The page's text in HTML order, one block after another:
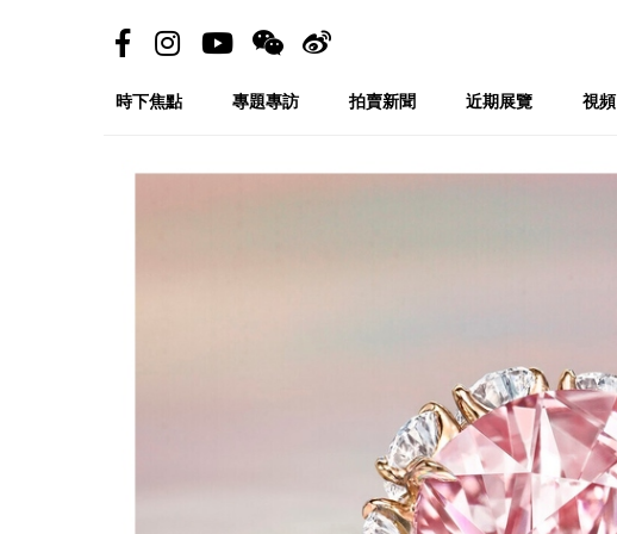
時下焦點 專題專訪 拍賣新聞 近期展覽 視頻